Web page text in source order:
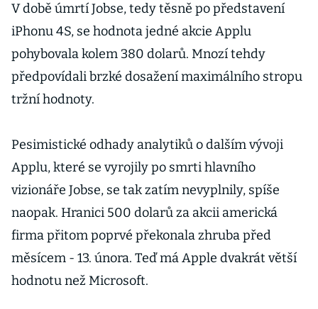
V době úmrtí Jobse, tedy těsně po představení
iPhonu 4S, se hodnota jedné akcie Applu
pohybovala kolem 380 dolarů. Mnozí tehdy
předpovídali brzké dosažení maximálního stropu
tržní hodnoty.
Pesimistické odhady analytiků o dalším vývoji
Applu, které se vyrojily po smrti hlavního
vizionáře Jobse, se tak zatím nevyplnily, spíše
naopak. Hranici 500 dolarů za akcii americká
firma přitom poprvé překonala zhruba před
měsícem - 13. února. Teď má Apple dvakrát větší
hodnotu než Microsoft.